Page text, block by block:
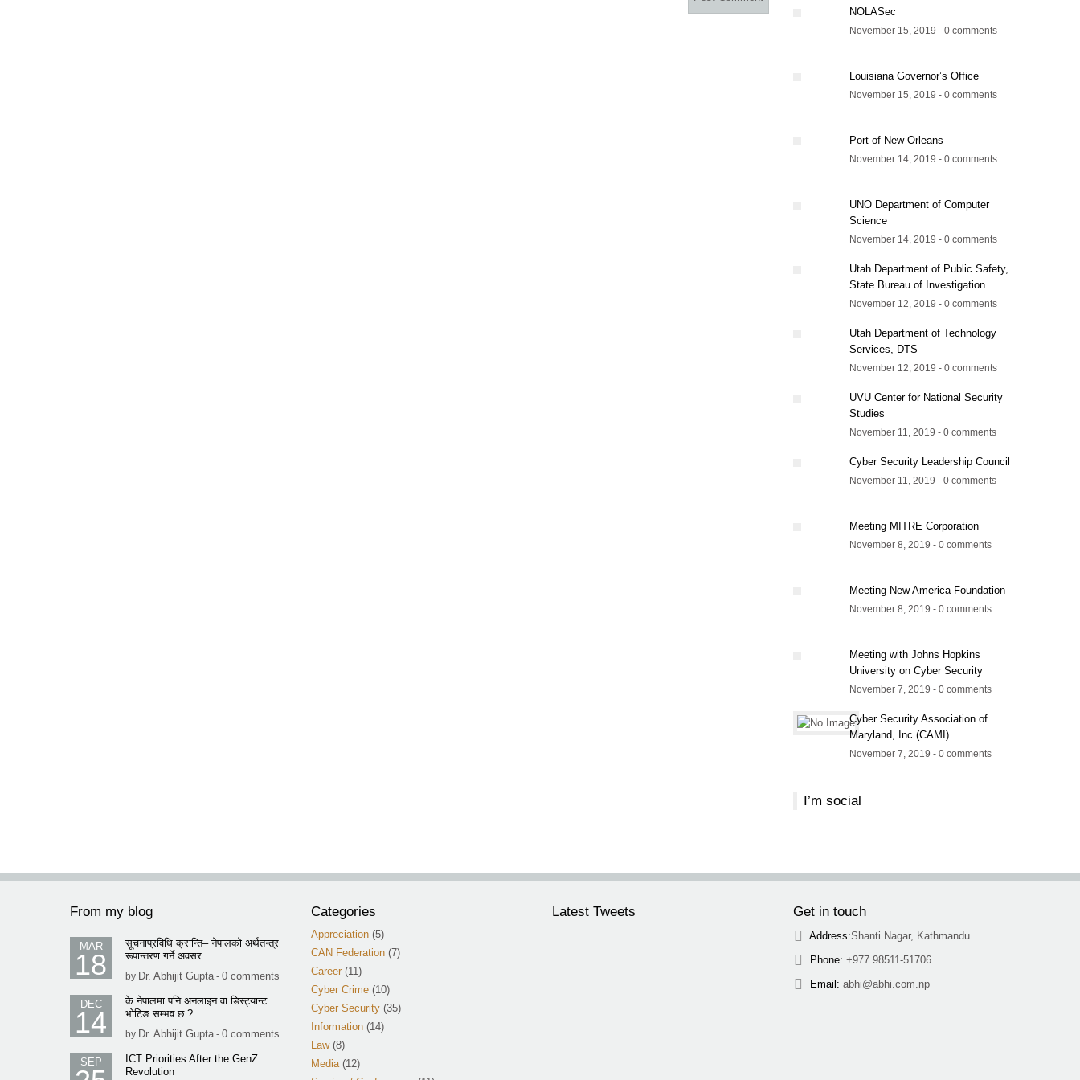
NOLASec
November 15, 2019 - 0 comments
Louisiana Governor’s Office
November 15, 2019 - 0 comments
Port of New Orleans
November 14, 2019 - 0 comments
UNO Department of Computer
Science
November 14, 2019 - 0 comments
Utah Department of Public Safety,
State Bureau of Investigation
November 12, 2019 - 0 comments
Utah Department of Technology
Services, DTS
November 12, 2019 - 0 comments
UVU Center for National Security
Studies
November 11, 2019 - 0 comments
Cyber Security Leadership Council
November 11, 2019 - 0 comments
Meeting MITRE Corporation
November 8, 2019 - 0 comments
Meeting New America Foundation
November 8, 2019 - 0 comments
Meeting with Johns Hopkins
University on Cyber Security
November 7, 2019 - 0 comments
Cyber Security Association of
Maryland, Inc (CAMI)
November 7, 2019 - 0 comments
I’m social
From my blog
MAR
18
सूचनाप्रविधि क्रान्ति– नेपालको अर्थतन्त्र
रूपान्तरण गर्ने अवसर
by Dr. Abhijit Gupta - 0 comments
DEC
14
के नेपालमा पनि अनलाइन वा डिस्ट्यान्ट
भोटिङ सम्भव छ ?
by Dr. Abhijit Gupta - 0 comments
SEP
ICT Priorities After the GenZ
Revolution
Categories
Appreciation (5)
CAN Federation (7)
Career (11)
Cyber Crime (10)
Cyber Security (35)
Information (14)
Law(8)
Media (12)
Latest Tweets Get in touch
Address:Shanti Nagar, Kathmandu
Phone: +977 98511-51706
Email: abhi@abhi.com.np